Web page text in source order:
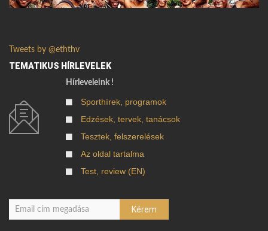
Tweets by @eththv
TEMATIKUS HÍRLEVELEK
Hírleveleink !
Sporthírek, programok
Edzések, tervek, tanácsok
Tesztek, felszerelések
Az oldal tartalma
Test, review (EN)